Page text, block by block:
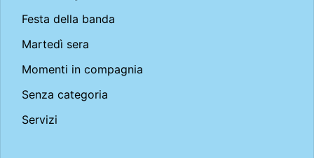
Festa della banda
Martedì sera
Momenti in compagnia
Senza categoria
Servizi